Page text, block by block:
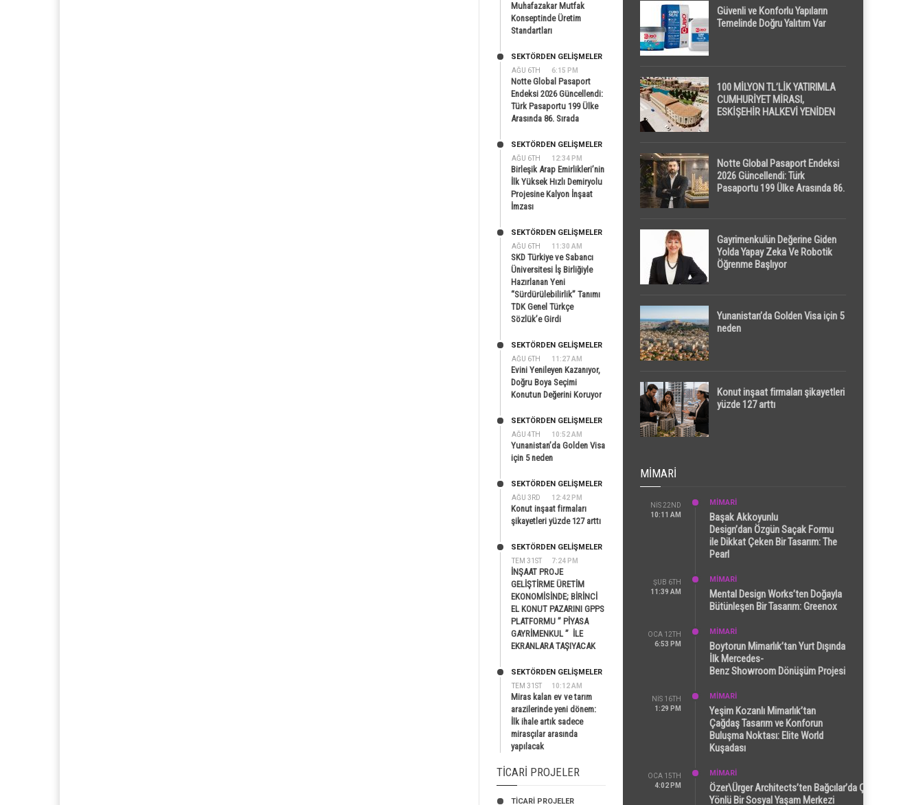
Muhafazakar Mutfak
Konseptinde Üretim
Standartları
AĞU 6TH 6:15 PM
SEKTÖRDEN GELIŞMELER
Notte Global Pasaport
Endeksi 2026 Güncellendi:
Türk Pasaportu 199 Ülke
Arasında 86. Sırada
AĞU 6TH 12:34 PM
SEKTÖRDEN GELIŞMELER
Birleşik Arap Emirlikleri’nin
İlk Yüksek Hızlı Demiryolu
Projesine Kalyon İnşaat
İmzası
AĞU 6TH 11:30 AM
SEKTÖRDEN GELIŞMELER
SKD Türkiye ve Sabancı
Üniversitesi İş Birliğiyle
Hazırlanan Yeni
“Sürdürülebilirlik” Tanımı
TDK Genel Türkçe
Sözlük’e Girdi
AĞU 6TH 11:27 AM
SEKTÖRDEN GELIŞMELER
Evini Yenileyen Kazanıyor,
Doğru Boya Seçimi
Konutun Değerini Koruyor
AĞU 4TH 10:52 AM
SEKTÖRDEN GELIŞMELER
Yunanistan’da Golden Visa
için 5 neden
AĞU 3RD 12:42 PM
SEKTÖRDEN GELIŞMELER
Konut inşaat firmaları
şikayetleri yüzde 127 arttı
TEM 31ST 7:24 PM
SEKTÖRDEN GELIŞMELER
İNŞAAT PROJE
GELİŞTİRME ÜRETİM
EKONOMİSİNDE; BİRİNCİ
EL KONUT PAZARINI GPPS
PLATFORMU ” PİYASA
GAYRİMENKUL ” İLE
EKRANLARA TAŞIYACAK
TEM 31ST 10:12 AM
SEKTÖRDEN GELIŞMELER
Miras kalan ev ve tarım
arazilerinde yeni dönem:
İlk ihale artık sadece
mirasçılar arasında
yapılacak
TICARI PROJELER
TİCARİ PROJELER
Güvenli ve Konforlu Yapıların
Temelinde Doğru Yalıtım Var
100 MİLYON TL’LİK YATIRIMLA
CUMHURİYET MİRASI,
ESKİŞEHİR HALKEVİ YENİDEN
Notte Global Pasaport Endeksi
2026 Güncellendi: Türk
Pasaportu 199 Ülke Arasında 86.
Gayrimenkulün Değerine Giden
Yolda Yapay Zeka Ve Robotik
Öğrenme Başlıyor
Yunanistan’da Golden Visa için 5
neden
Konut inşaat firmaları şikayetleri
yüzde 127 arttı
MIMARI
NIS 22ND
10:11 AM
MİMARİ
Başak Akkoyunlu
Design’dan Özgün Saçak Formu
ile Dikkat Çeken Bir Tasarım: The
Pearl
ŞUB 6TH
11:39 AM
MİMARİ
Mental Design Works’ten Doğayla
Bütünleşen Bir Tasarım: Greenox
OCA 12TH
6:53 PM
MİMARİ
Boytorun Mimarlık’tan Yurt Dışında
İlk Mercedes-
Benz Showroom Dönüşüm Projesi
NIS 16TH
1:29 PM
MİMARİ
Yeşim Kozanlı Mimarlık’tan
Çağdaş Tasarım ve Konforun
Buluşma Noktası: Elite World
Kuşadası
OCA 15TH
4:02 PM
MİMARİ
Özer\Ürger Architects’ten Bağcılar’da Çok
Yönlü Bir Sosyal Yaşam Merkezi